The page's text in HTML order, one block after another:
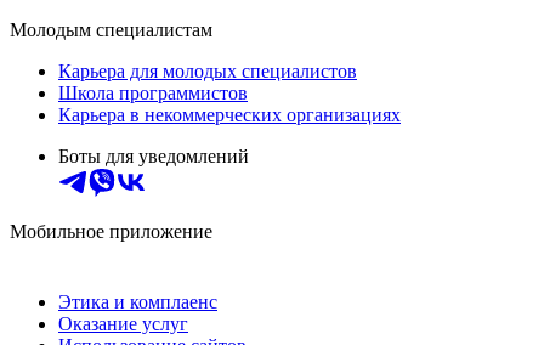
Молодым специалистам
Карьера для молодых специалистов
Школа программистов
Карьера в некоммерческих организациях
Боты для уведомлений
Мобильное приложение
Этика и комплаенс
Оказание услуг